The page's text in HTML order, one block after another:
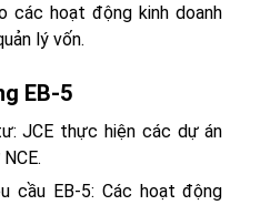
các hoạt động kinh doanh
lý vốn.
EB-5
JCE thực hiện các dự án
cầu EB-5: Các hoạt động